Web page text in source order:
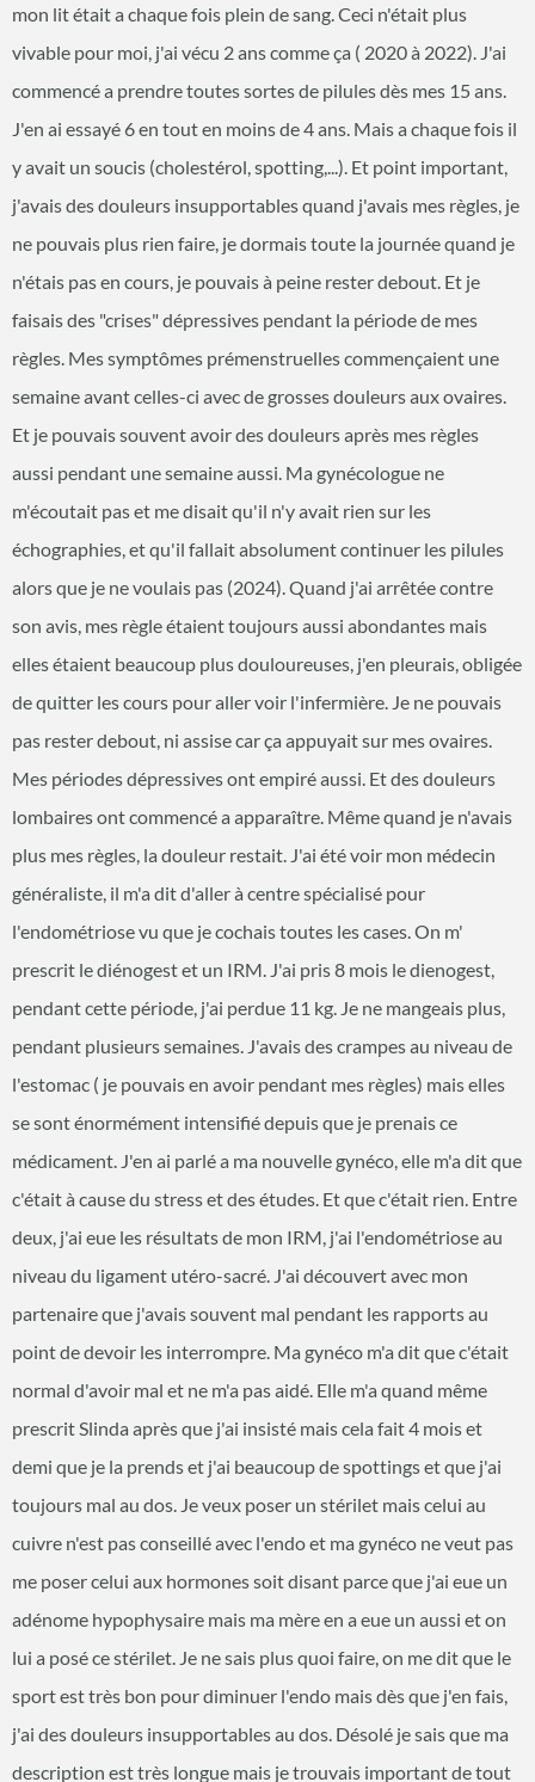
mon lit était a chaque fois plein de sang. Ceci n'était plus
vivable pour moi, j'ai vécu 2 ans comme ça ( 2020 à 2022). J'ai
commencé a prendre toutes sortes de pilules dès mes 15 ans.
J'en ai essayé 6 en tout en moins de 4 ans. Mais a chaque fois il
y avait un soucis (cholestérol, spotting,...). Et point important,
j'avais des douleurs insupportables quand j'avais mes règles, je
ne pouvais plus rien faire, je dormais toute la journée quand je
n'étais pas en cours, je pouvais à peine rester debout. Et je
faisais des "crises" dépressives pendant la période de mes
règles. Mes symptômes prémenstruelles commençaient une
semaine avant celles-ci avec de grosses douleurs aux ovaires.
Et je pouvais souvent avoir des douleurs après mes règles
aussi pendant une semaine aussi. Ma gynécologue ne
m'écoutait pas et me disait qu'il n'y avait rien sur les
échographies, et qu'il fallait absolument continuer les pilules
alors que je ne voulais pas (2024). Quand j'ai arrêtée contre
son avis, mes règle étaient toujours aussi abondantes mais
elles étaient beaucoup plus douloureuses, j'en pleurais, obligée
de quitter les cours pour aller voir l'infermière. Je ne pouvais
pas rester debout, ni assise car ça appuyait sur mes ovaires.
Mes périodes dépressives ont empiré aussi. Et des douleurs
lombaires ont commencé a apparaître. Même quand je n'avais
plus mes règles, la douleur restait. J'ai été voir mon médecin
généraliste, il m'a dit d'aller à centre spécialisé pour
l'endométriose vu que je cochais toutes les cases. On m'
prescrit le diénogest et un IRM. J'ai pris 8 mois le dienogest,
pendant cette période, j'ai perdue 11 kg. Je ne mangeais plus,
pendant plusieurs semaines. J'avais des crampes au niveau de
l'estomac ( je pouvais en avoir pendant mes règles) mais elles
se sont énormément intensifié depuis que je prenais ce
médicament. J'en ai parlé a ma nouvelle gynéco, elle m'a dit que
c'était à cause du stress et des études. Et que c'était rien. Entre
deux, j'ai eue les résultats de mon IRM, j'ai l'endométriose au
niveau du ligament utéro-sacré. J'ai découvert avec mon
partenaire que j'avais souvent mal pendant les rapports au
point de devoir les interrompre. Ma gynéco m'a dit que c'était
normal d'avoir mal et ne m'a pas aidé. Elle m'a quand même
prescrit Slinda après que j'ai insisté mais cela fait 4 mois et
demi que je la prends et j'ai beaucoup de spottings et que j'ai
toujours mal au dos. Je veux poser un stérilet mais celui au
cuivre n'est pas conseillé avec l'endo et ma gynéco ne veut pas
me poser celui aux hormones soit disant parce que j'ai eue un
adénome hypophysaire mais ma mère en a eue un aussi et on
lui a posé ce stérilet. Je ne sais plus quoi faire, on me dit que le
sport est très bon pour diminuer l'endo mais dès que j'en fais,
j'ai des douleurs insupportables au dos. Désolé je sais que ma
description est très longue mais je trouvais important de tout